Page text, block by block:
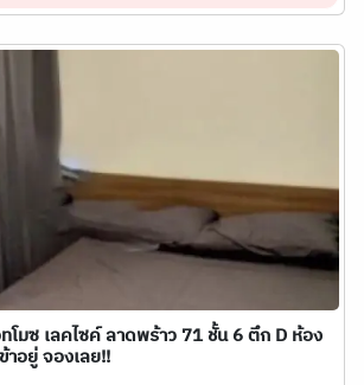
โมซ เลคไซค์ ลาดพร้าว 71 ชั้น 6 ตึก D ห้อง
อยู่ จองเลย!!